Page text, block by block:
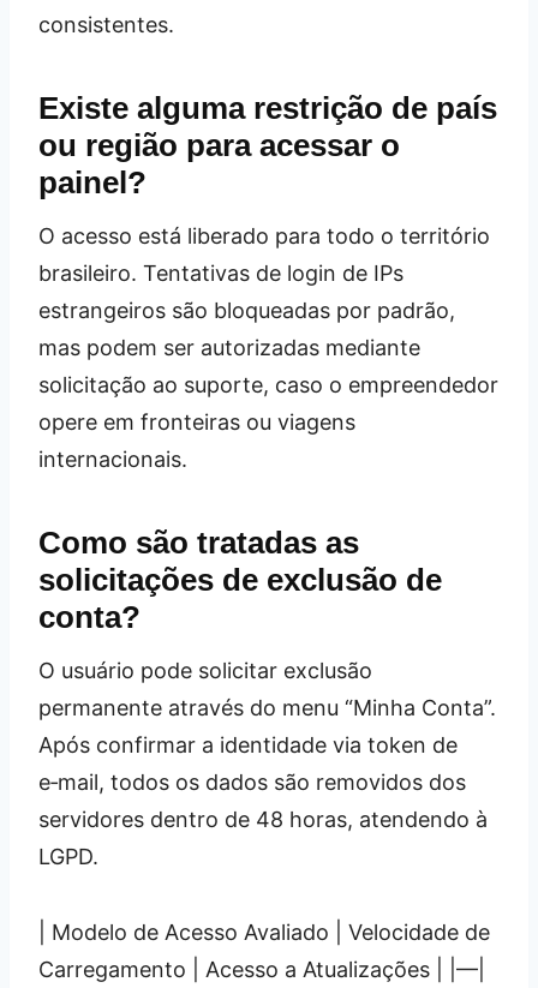
consistentes.
Existe alguma restrição de país
ou região para acessar o
painel?
O acesso está liberado para todo o território
brasileiro. Tentativas de login de IPs
estrangeiros são bloqueadas por padrão,
mas podem ser autorizadas mediante
solicitação ao suporte, caso o empreendedor
opere em fronteiras ou viagens
internacionais.
Como são tratadas as
solicitações de exclusão de
conta?
O usuário pode solicitar exclusão
permanente através do menu “Minha Conta”.
Após confirmar a identidade via token de
e‑mail, todos os dados são removidos dos
servidores dentro de 48 horas, atendendo à
LGPD.
| Modelo de Acesso Avaliado | Velocidade de
Carregamento | Acesso a Atualizações | |—|